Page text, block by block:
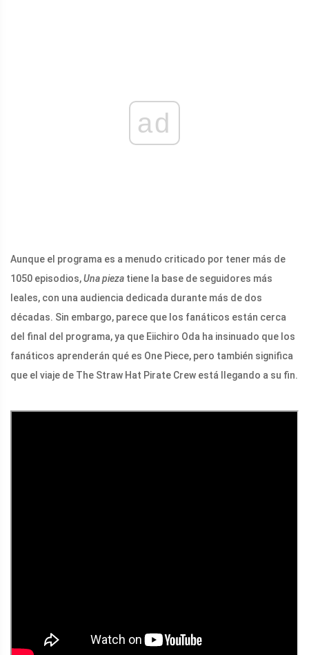
ad
Aunque el programa es a menudo criticado por tener más de
1050 episodios,Una pieza tiene la base de seguidores más
leales, con una audiencia dedicada durante más de dos
décadas. Sin embargo, parece que los fanáticos están cerca
del final del programa, ya que Eiichiro Oda ha insinuado que los
fanáticos aprenderán qué es One Piece, pero también significa
que el viaje de The Straw Hat Pirate Crew está llegando a su fin.